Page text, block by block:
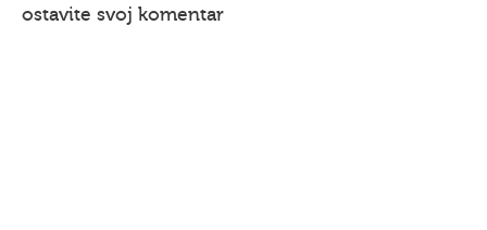
ostavite svoj komentar